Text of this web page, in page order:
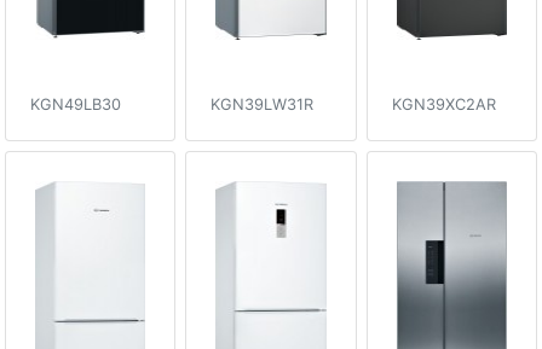
KGN49LB30 KGN39LW31R KGN39XC2AR